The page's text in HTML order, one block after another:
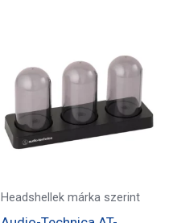
Headshellek márka szerint